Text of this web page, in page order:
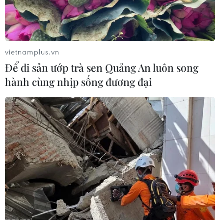
Công Phượng gặp thử thách lớn
trong ngày tái xuất V-League 2026/27
06/08/2026 11:49
Nhận định Việt Nam vs
Sang-sik cần giành ngôi đầu bảng?
06/08/2026 11:05
Nhận định Việt Nam vs Campuchia:
'Phù thủy Kim' sẽ xoay tua toan tính
đường dài?
06/08/2026 08:25
vietnamplus.vn
Để di sản ướp trà sen Quảng An luôn song
hành cùng nhịp sống đương đại